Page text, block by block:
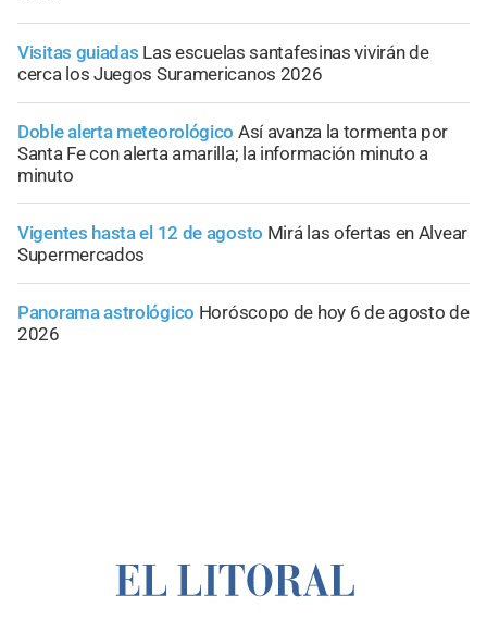
Visitas guiadas Las escuelas santafesinas vivirán de
cerca los Juegos Suramericanos 2026
Doble alerta meteorológico Así avanza la tormenta por
Santa Fe con alerta amarilla; la información minuto a
minuto
Vigentes hasta el 12 de agosto Mirá las ofertas en Alvear
Supermercados
Panorama astrológico Horóscopo de hoy 6 de agosto de
2026